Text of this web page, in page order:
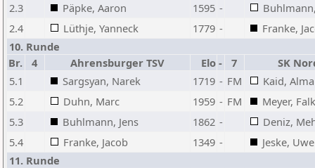
2.3
Päpke, Aaron 1595 -
2.4
Lüthje, Yanneck 1779 -
Franke,
10. Runde
Br.
4 Ahrensburger TSV Elo - 7
SK
5.1
Sargsyan, Narek 1719 - FM
Kaid,
5.2
Duhn, Marc 1959 - FM
Meyer,
5.3
Buhlmann, Jens 1862 -
Deniz,
5.4
Franke, Jacob 1349 -
Jeske, Uwe
11. Runde